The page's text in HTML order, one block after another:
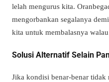
lelah mengurus kita.
mengorbankan segalanya
kita untuk membalasnya
Solusi Alternatif Selain
Jika kondisi benar-benar